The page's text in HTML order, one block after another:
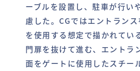
ーブルを設置し、駐車が行い
慮した。CGではエントラン
を使用する想定で描かれてい
門扉を抜けて進む、エントラ
面をゲートに使用したスチー